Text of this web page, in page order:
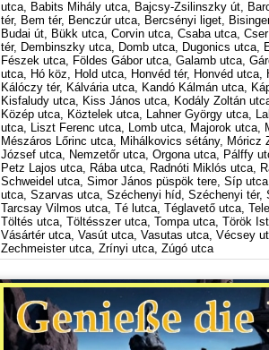
utca, Babits Mihály utca, Bajcsy-Zsilinszky út,
tér, Bem tér, Benczúr utca, Bercsényi liget,
Budai út, Bükk utca, Corvin utca, Csaba utca,
tér, Dembinszky utca, Domb utca, Dugonics utca,
Fészek utca, Földes Gábor utca, Galamb utca,
utca, Hó köz, Hold utca, Honvéd tér, Honvéd
Kálóczy tér, Kálvária utca, Kandó Kálmán utca,
Kisfaludy utca, Kiss János utca, Kodály Zoltán
Közép utca, Köztelek utca, Lahner György utca,
utca, Liszt Ferenc utca, Lomb utca, Majorok utca,
Mészáros Lőrinc utca, Mihálkovics sétány,
József utca, Nemzetőr utca, Orgona utca, Pálffy
Petz Lajos utca, Rába utca, Radnóti Miklós utca,
Schweidel utca, Simor János püspök tere, Síp
utca, Szarvas utca, Széchenyi híd, Széchenyi
Tarcsay Vilmos utca, Té lutca, Téglavető utca,
Töltés utca, Töltésszer utca, Tompa utca, Török
Vásártér utca, Vasút utca, Vasutas utca, Vécsey
Zechmeister utca, Zrínyi utca, Zúgó utca